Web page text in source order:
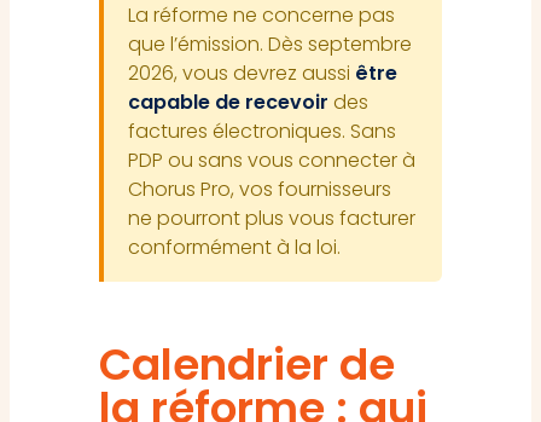
La réforme ne concerne pas
que l’émission. Dès septembre
2026, vous devrez aussi être
capable de recevoir des
factures électroniques. Sans
PDP ou sans vous connecter à
Chorus Pro, vos fournisseurs
ne pourront plus vous facturer
conformément à la loi.
Calendrier de
la réforme : qui